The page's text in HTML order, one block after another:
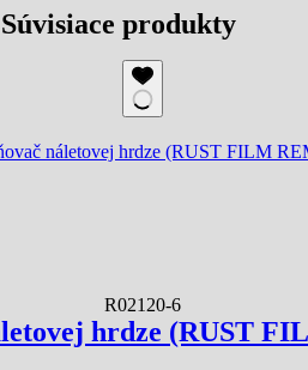
Súvisiace produkty
R02120-6
hrdze (RUST